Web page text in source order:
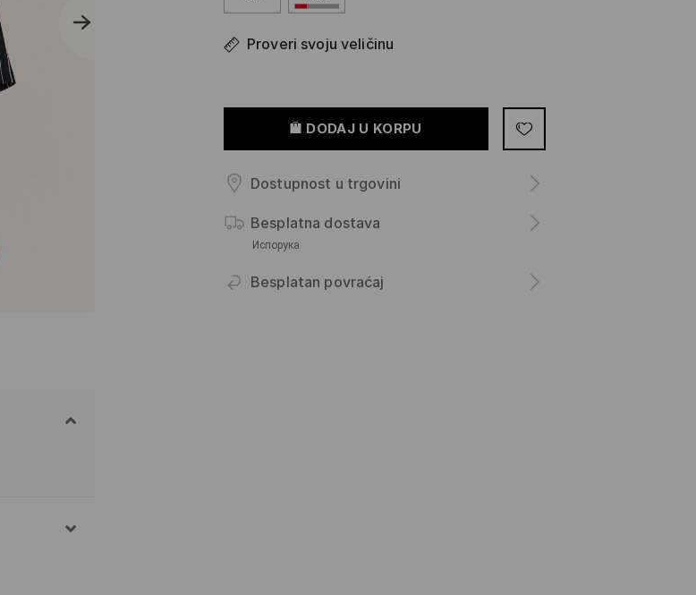
Proveri svoju veličinu
DODAJ U KORPU
Dostupnost u trgovini
Besplatna dostava
Испорука
Besplatan povraćaj